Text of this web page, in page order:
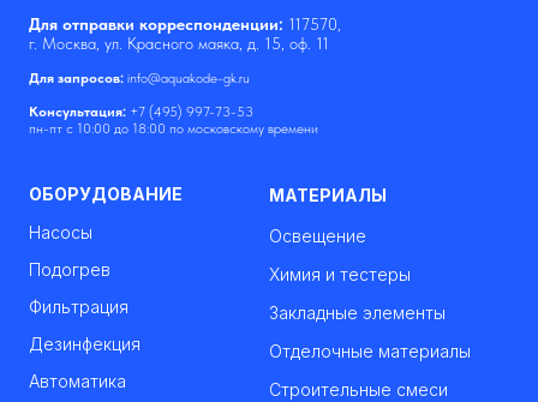
Для отправки корреспонденции: 117570,
г. Москва, ул. Красного маяка, д. 15, оф. 11
Для запросов: info@aquakode-gk.ru
Консультация: +7 (495) 997-73-53
пн-пт с 10:00 до 18:00 по московскому времени
ОБОРУДОВАНИЕ
Насосы
Подогрев
Фильтрация
Дезинфекция
Автоматика
МАТЕРИАЛЫ
Освещение
Химия и тестеры
Закладные элементы
Отделочные материалы
Строительные смеси